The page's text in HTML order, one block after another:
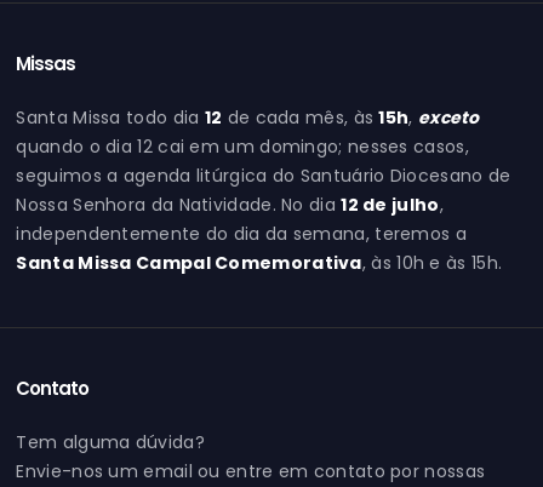
Missas
Santa Missa todo dia 12 de cada mês, às15h, exceto
quando o dia 12 cai em um domingo; nesses casos,
seguimos a agenda litúrgica do Santuário Diocesano de
Nossa Senhora da Natividade. No dia12 de julho,
independentemente do dia da semana, teremos a
Santa Missa Campal Comemorativa, às 10h e às 15h.
Contato
Tem alguma dúvida?
Envie-nos um email ou entre em contato por nossas